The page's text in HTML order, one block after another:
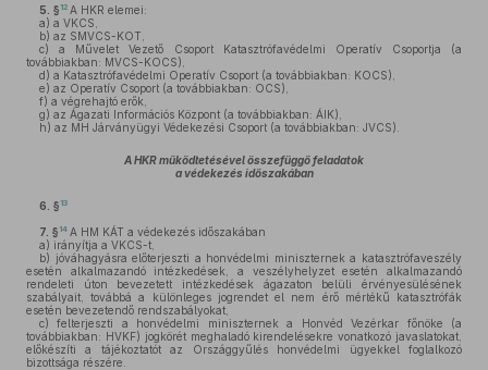
5. § 12 A HKR elemei:
a) a VKCS,
b) az SMVCS-KOT,
c) a Művelet Vezető Csoport Katasztrófavédelmi Operatív Csoportja (a
továbbiakban: MVCS-KOCS),
d) a Katasztrófavédelmi Operatív Csoport (a továbbiakban: KOCS),
e) az Operatív Csoport (a továbbiakban: OCS),
f) a végrehajtó erők,
g) az Ágazati Információs Központ (a továbbiakban: ÁIK),
h) az MH Járványügyi Védekezési Csoport (a továbbiakban: JVCS).
A HKR működtetésével összefüggő feladatok
a védekezés időszakában
6. § 13
7. § 14 A HM KÁT a védekezés időszakában
a) irányítja a VKCS-t,
b) jóváhagyásra előterjeszti a honvédelmi miniszternek a katasztrófaveszély
esetén alkalmazandó intézkedések, a veszélyhelyzet esetén alkalmazandó
rendeleti úton bevezetett intézkedések ágazaton belüli érvényesülésének
szabályait, továbbá a különleges jogrendet el nem érő mértékű katasztrófák
esetén bevezetendő rendszabályokat,
c) felterjeszti a honvédelmi miniszternek a Honvéd Vezérkar főnöke (a
továbbiakban: HVKF) jogkörét meghaladó kirendelésekre vonatkozó javaslatokat,
előkészíti a tájékoztatót az Országgyűlés honvédelmi ügyekkel foglalkozó
bizottsága részére.